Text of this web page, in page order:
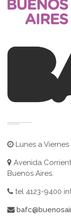
Lunes a Viernes
Avenida
Buenos Aires.
tel 4123-9400